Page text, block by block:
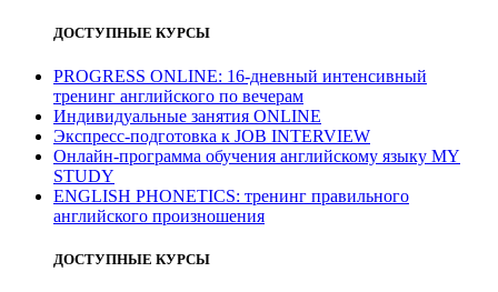
ДОСТУПНЫЕ КУРСЫ
PROGRESS ONLINE: 16-дневный интенсивный
тренинг английского по вечерам
Индивидуальные занятия ONLINE
Экспресс-подготовка к JOB INTERVIEW
Онлайн-программа обучения английскому языку MY
STUDY
ENGLISH PHONETICS: тренинг правильного
английского произношения
ДОСТУПНЫЕ КУРСЫ